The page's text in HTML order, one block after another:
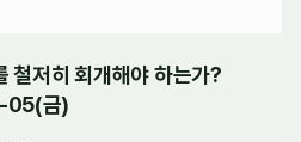
철저히 회개해야 하는가?
05(금)